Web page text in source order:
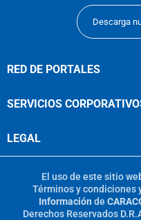
Descarga
RED DE PORTALES
SERVICIOS
LEGAL
El uso de este sitio
Términos y condiciones
Información de
Derechos Reservados